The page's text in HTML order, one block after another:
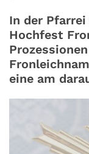
In der
Hochfest
eine am